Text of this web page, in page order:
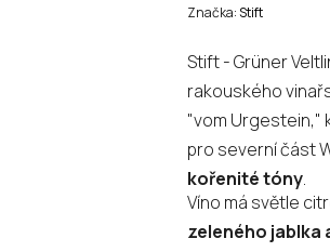
hodnocení
je
0,0
z
5
hvězdiček.
Značka:Stift
Stift - Grüner
rakouského
"vom Urgestein,"
pro severní část
kořenité tóny.
Víno má světle
zeleného jablka